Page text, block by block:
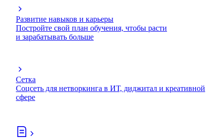
Развитие навыков и карьеры
Постройте свой план обучения, чтобы расти
и зарабатывать больше
Сетка
Соцсеть для нетворкинга в ИТ, диджитал и креативной
сфере